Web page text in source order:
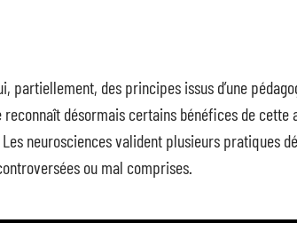
partiellement, des principes issus d’une
reconnaît désormais certains bénéfices de
neurosciences valident plusieurs pratiques
ou mal comprises.